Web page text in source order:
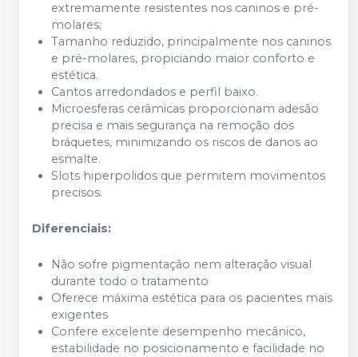
extremamente resistentes nos caninos e pré-
molares;
Tamanho reduzido, principalmente nos caninos
e pré-molares, propiciando maior conforto e
estética.
Cantos arredondados e perfil baixo.
Microesferas cerâmicas proporcionam adesão
precisa e mais segurança na remoção dos
bráquetes, minimizando os riscos de danos ao
esmalte.
Slots hiperpolidos que permitem movimentos
precisos.
Diferenciais:
Não sofre pigmentação nem alteração visual
durante todo o tratamento
Oferece máxima estética para os pacientes mais
exigentes
Confere excelente desempenho mecânico,
estabilidade no posicionamento e facilidade no